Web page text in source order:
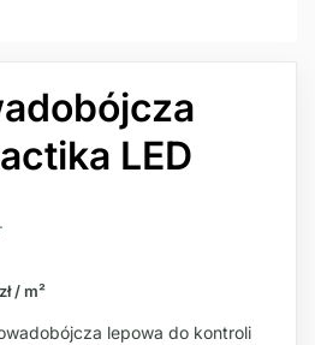
LED
/ m²
lepowa do kontroli